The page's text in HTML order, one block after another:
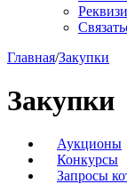
Главная/Закупки
Закупки
Аукционы
Конкурсы
Запросы